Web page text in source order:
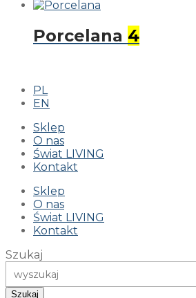
Porcelana 4
PL
EN
Sklep
O nas
Świat LIVING
Kontakt
Sklep
O nas
Świat LIVING
Kontakt
Szukaj
Szukaj